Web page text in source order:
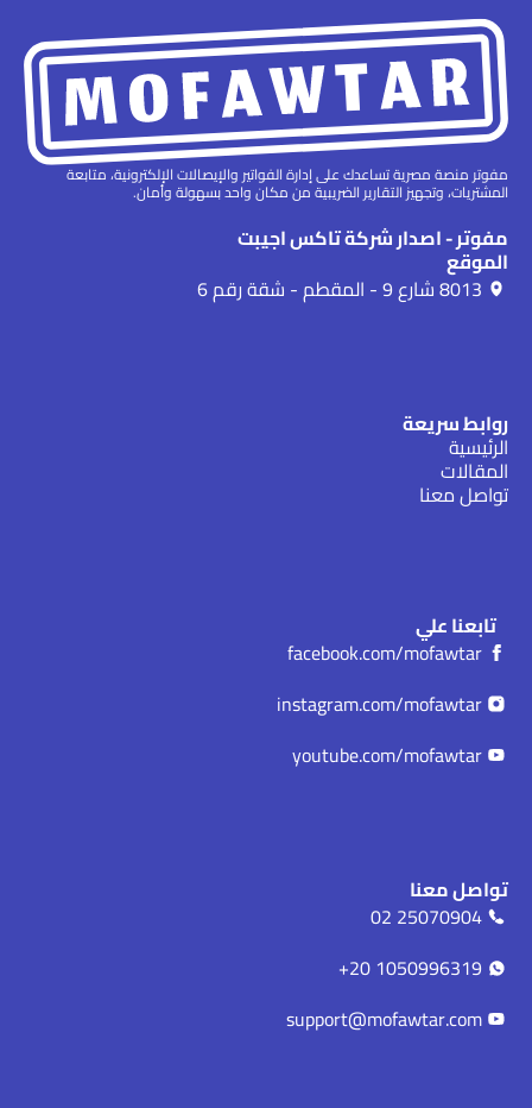
مفوتر منصة مصرية تساعدك على إدارة الفواتير والإيصالات الإلكترونية، متابعة
المشتريات، وتجهيز التقارير الضريبية من مكان واحد بسهولة وأمان.
مفوتر - اصدار شركة تاكس اجيبت
الموقع
8013 شارع 9 - المقطم - شقة رقم 6
روابط سريعة
الرئيسية
المقالات
تواصل معنا
تابعنا علي
facebook.com/mofawtar
instagram.com/mofawtar
youtube.com/mofawtar
تواصل معنا
25070904 02
1050996319 20+
support@mofawtar.com